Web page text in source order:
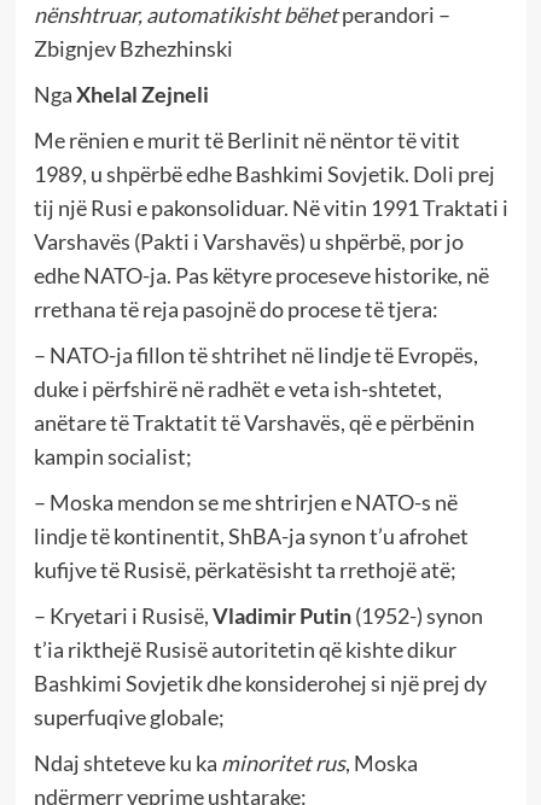
nënshtruar, automatikisht bëhetperandori –
Zbignjev Bzhezhinski
NgaXhelal Zejneli
Me rënien e murit të Berlinit në nëntor të vitit
1989, u shpërbë edhe Bashkimi Sovjetik. Doli prej
tij një Rusi e pakonsoliduar. Në vitin 1991 Traktati i
Varshavës (Pakti i Varshavës) u shpërbë, por jo
edhe NATO-ja. Pas këtyre proceseve historike, në
rrethana të reja pasojnë do procese të tjera:
– NATO-ja fillon të shtrihet në lindje të Evropës,
duke i përfshirë në radhët e veta ish-shtetet,
anëtare të Traktatit të Varshavës, që e përbënin
kampin socialist;
– Moska mendon se me shtrirjen e NATO-s në
lindje të kontinentit, ShBA-ja synon t’u afrohet
kufijve të Rusisë, përkatësisht ta rrethojë atë;
– Kryetari i Rusisë,Vladimir Putin(1952-) synon
t’ia rikthejë Rusisë autoritetin që kishte dikur
Bashkimi Sovjetik dhe konsiderohej si një prej dy
superfuqive globale;
Ndaj shteteve ku ka minoritet rus, Moska
ndërmerr veprime ushtarake: